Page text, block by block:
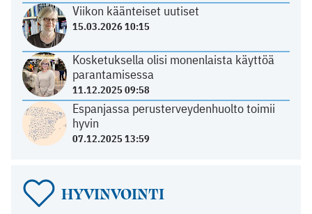
Viikon käänteiset uutiset
15.03.2026 10:15
Kosketuksella olisi monenlaista käyttöä
parantamisessa
11.12.2025 09:58
Espanjassa perusterveydenhuolto toimii
hyvin
07.12.2025 13:59
HYVINVOINTI